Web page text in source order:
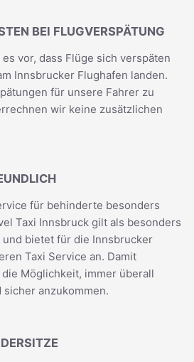
BEI FLUGVERSPÄTUNG
vor, dass Flüge sich verspäten
Innsbrucker Flughafen landen.
für unsere Fahrer zu
wir keine zusätzlichen
für behinderte besonders
Taxi Innsbruck gilt als besonders
bietet für die Innsbrucker
Taxi Service an. Damit
Möglichkeit, immer überall
anzukommen.